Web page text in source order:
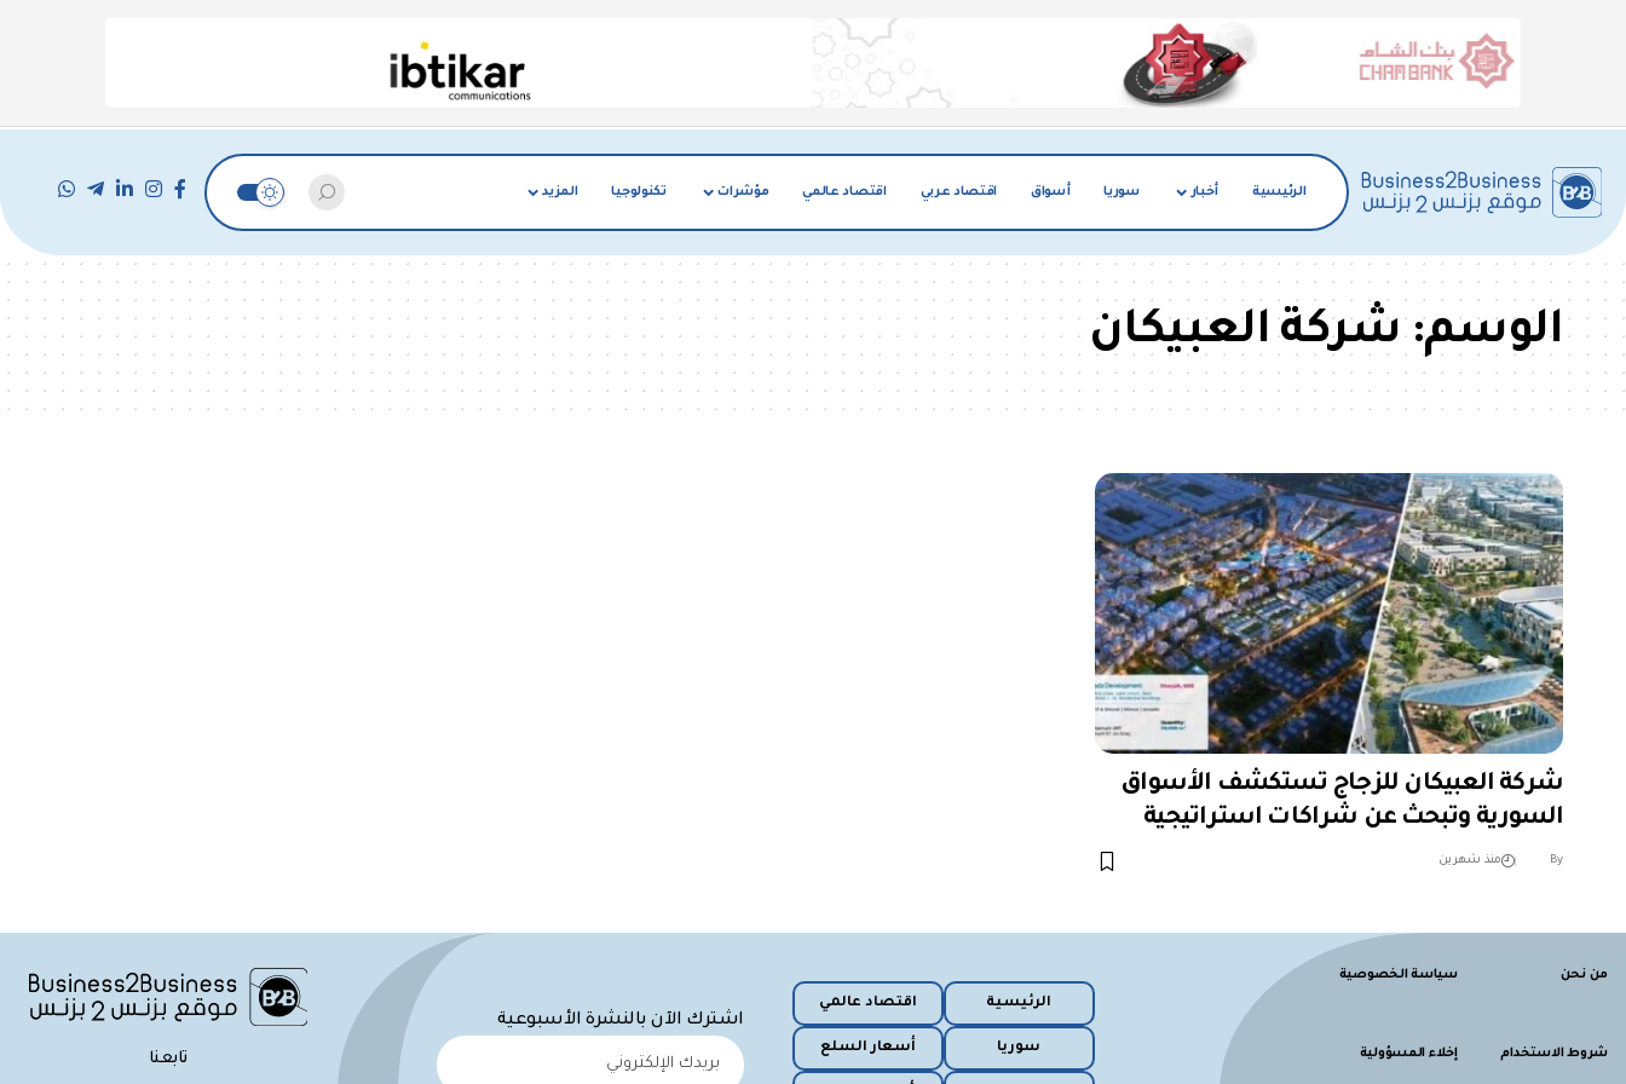
الرئيسية أخبار سوريا أسواق اقتصاد عربي اقتصاد عالمي مؤشرات تكنولوجيا المزيد
الوسم:شركة العبيكان
شركة العبيكان للزجاج تستكشف الأسواق
السورية وتبحث عن شراكات استراتيجية
By منذ شهرين
من نحن سياسة الخصوصية
شروط الاستخدام إخلاء المسؤولية
الرئيسية اقتصاد عالمي
سوريا أسعار السلع
اشترك الآن بالنشرة الأسبوعية
تابعنا